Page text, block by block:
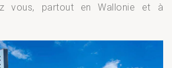
vous, partout en Wallonie et à